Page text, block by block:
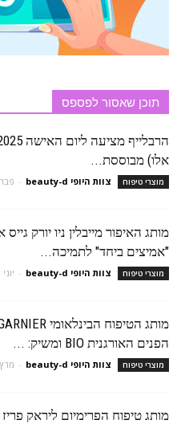
תוכן שאסור לפספס
אלו) מבוססת...
מוצרי טיפוח צוות היופי beauty-d -
מותג האיפור מייבלין ניו יורק
"אמיצים ביחד" לתמיכה...
מוצרי טיפוח צוות היופי beauty-d - יוני 13, 2022
הפנים האורגנית BIO ומשיק: ...
מוצרי טיפוח צוות היופי beauty-d - מרץ 7, 2021
מותג טיפוח הפרימיום ליראק